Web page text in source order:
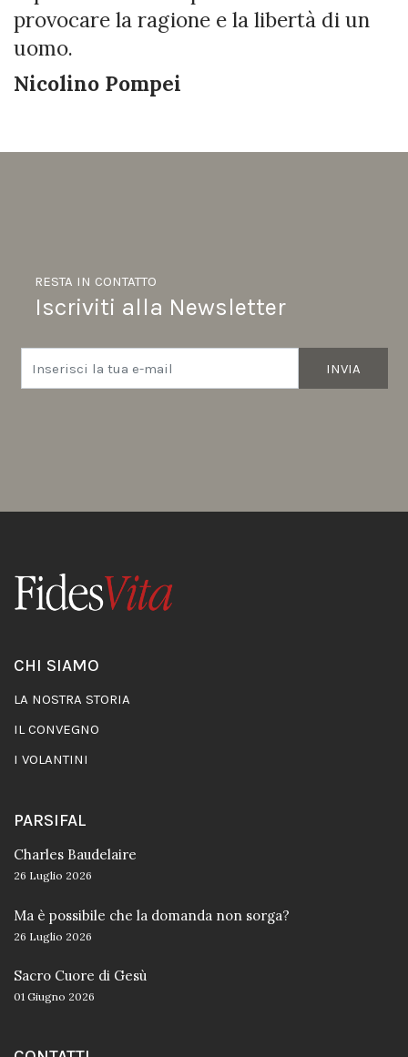
provocare la ragione e la libertà di un
uomo.
Nicolino Pompei
INVIA
RESTA IN CONTATTO
Iscriviti alla Newsletter
CHI SIAMO
LA NOSTRA STORIA
IL CONVEGNO
I VOLANTINI
PARSIFAL
Charles Baudelaire
26 Luglio 2026
Ma è possibile che la domanda non sorga?
26 Luglio 2026
Sacro Cuore di Gesù
01 Giugno 2026